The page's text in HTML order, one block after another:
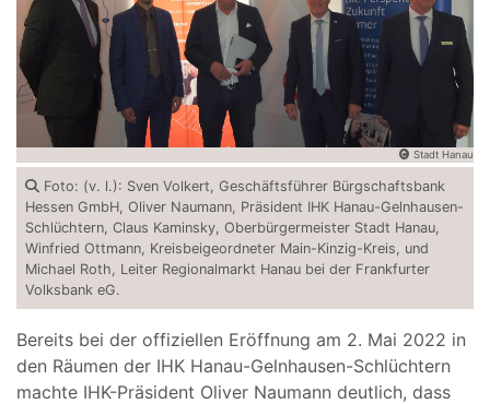
Stadt Hanau
Foto: (v. l.): Sven Volkert, Geschäftsführer Bürgschaftsbank
Hessen GmbH, Oliver Naumann, Präsident IHK Hanau-Gelnhausen-
Schlüchtern, Claus Kaminsky, Oberbürgermeister Stadt Hanau,
Winfried Ottmann, Kreisbeigeordneter Main-Kinzig-Kreis, und
Michael Roth, Leiter Regionalmarkt Hanau bei der Frankfurter
Volksbank eG.
Bereits bei der offiziellen Eröffnung am 2. Mai 2022 in
den Räumen der IHK Hanau-Gelnhausen-Schlüchtern
machte IHK-Präsident Oliver Naumann deutlich, dass